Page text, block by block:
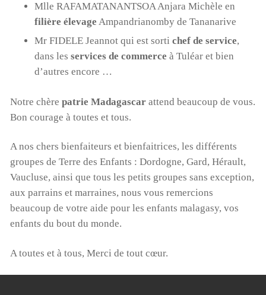
Mlle RAFAMATANANTSOA Anjara Michèle en
filière élevage Ampandrianomby de Tananarive
Mr FIDELE Jeannot qui est sorti chef de service,
dans les services de commerce à Tuléar et bien
d’autres encore …
Notre chère patrie Madagascarattend beaucoup de vous.
Bon courage à toutes et tous.
A nos chers bienfaiteurs et bienfaitrices, les différents
groupes de Terre des Enfants : Dordogne, Gard, Hérault,
Vaucluse, ainsi que tous les petits groupes sans exception,
aux parrains et marraines, nous vous remercions
beaucoup de votre aide pour les enfants malagasy, vos
enfants du bout du monde.
A toutes et à tous, Merci de tout cœur.